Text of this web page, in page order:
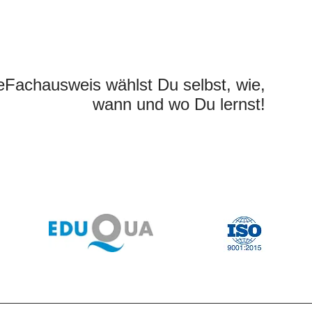
wählst Du selbst, wie,
wann und wo Du lernst!